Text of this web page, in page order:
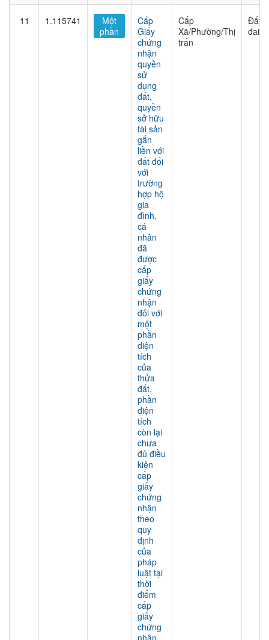
11 1.115741
Một
phần
Cấp
Giấy
chứng
nhận
quyền
sử
dụng
đất,
quyền
sở hữu
tài sản
gắn
liền với
đất đối
với
trường
hợp hộ
gia
đình,
cá
nhân
đã
được
cấp
giấy
chứng
nhận
đối với
một
phần
diện
tích
của
thửa
đất,
phần
diện
tích
còn lại
chưa
đủ điều
kiện
cấp
giấy
chứng
nhận
theo
quy
định
của
pháp
luật tại
thời
điểm
cấp
giấy
chứng
nhận
Cấp
Xã/Phường/Thị
trấn
Đất
đai